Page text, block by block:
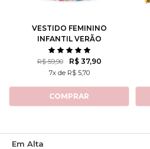
10 12
VESTIDO FEMININO
INFANTIL VERÃO
FLORESCIDO
R$ 59,90 R$ 37,90
7x de R$ 5,70
COMPRAR
Em Alta